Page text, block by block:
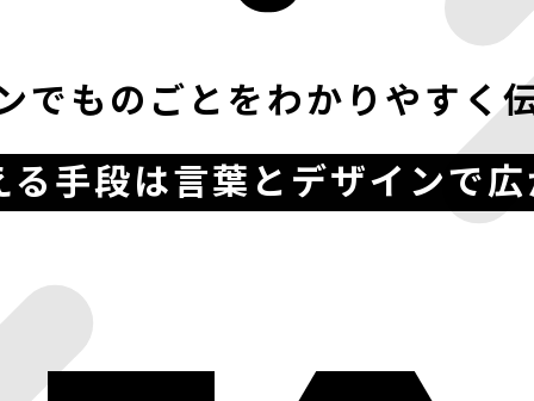
でものごとをわかりやすく
る手段は言葉とデザインで広